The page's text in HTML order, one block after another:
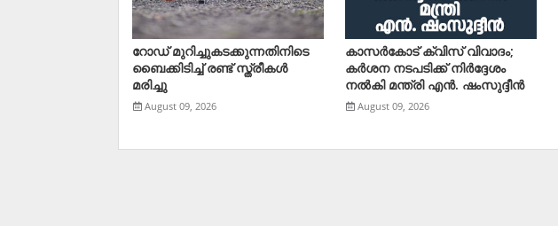
റോഡ് മുറിച്ചുകടക്കുന്നതിനിടെ
ബൈക്കിടിച്ച് രണ്ട് സ്ത്രീകള്‍
മരിച്ചു
August 09, 2026
കാസര്‍കോട് ക്വിസ് വിവാദം;
കര്‍ശന നടപടിക്ക് നിര്‍ദ്ദേശം
നല്‍കി മന്ത്രി എന്‍. ഷംസുദ്ദീന്‍
August 09, 2026